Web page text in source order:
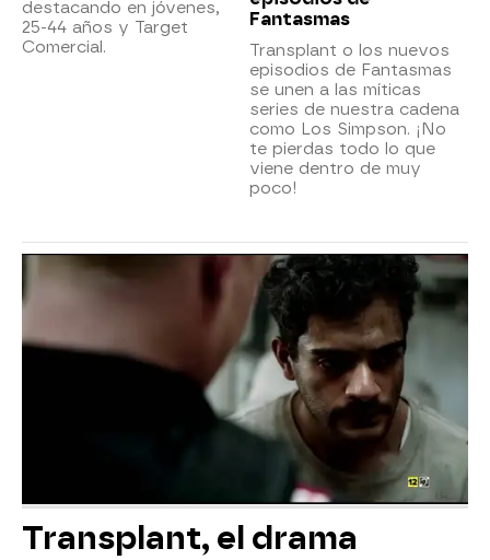
destacando en jóvenes,
25-44 años y Target
Comercial.
Fantasmas
Transplant o los nuevos
episodios de Fantasmas
se unen a las míticas
series de nuestra cadena
como Los Simpson. ¡No
te pierdas todo lo que
viene dentro de muy
poco!
Transplant, el drama